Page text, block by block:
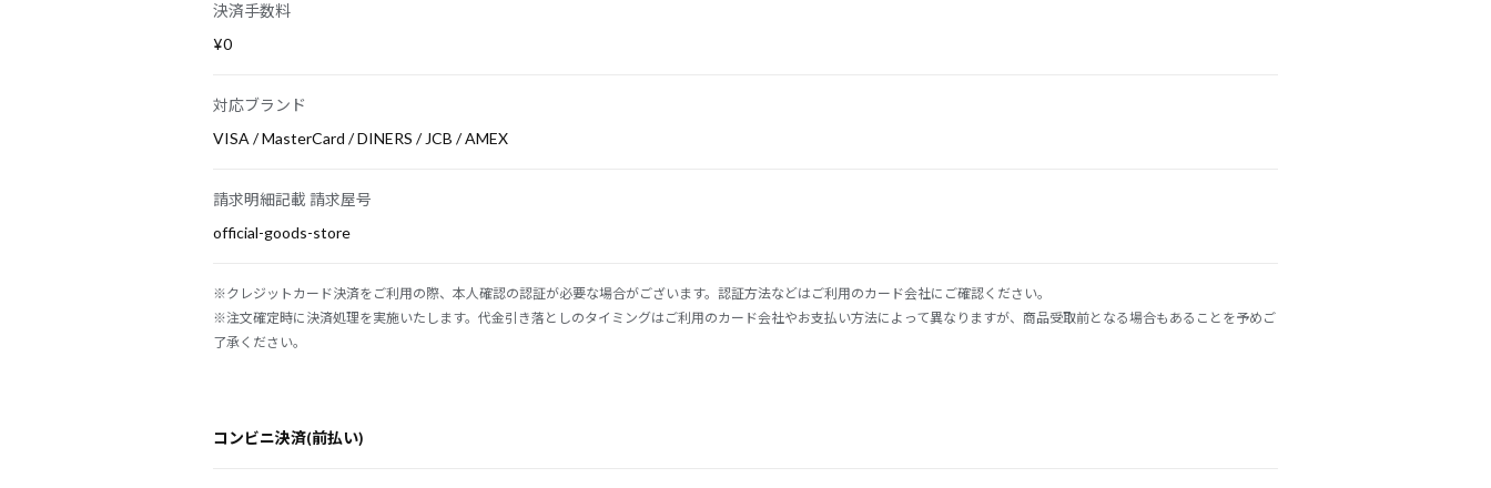
決済手数料
¥0
対応ブランド
VISA / MasterCard / DINERS / JCB / AMEX
請求明細記載 請求屋号
official-goods-store
※クレジットカード決済をご利用の際、本人確認の認証が必要な場合がございます。認証方法などはご利用のカード会社にご確認ください。
※注文確定時に決済処理を実施いたします。代金引き落としのタイミングはご利用のカード会社やお支払い方法によって異なりますが、商品受取前となる場合もあることを予めご
了承ください。
コンビニ決済(前払い)